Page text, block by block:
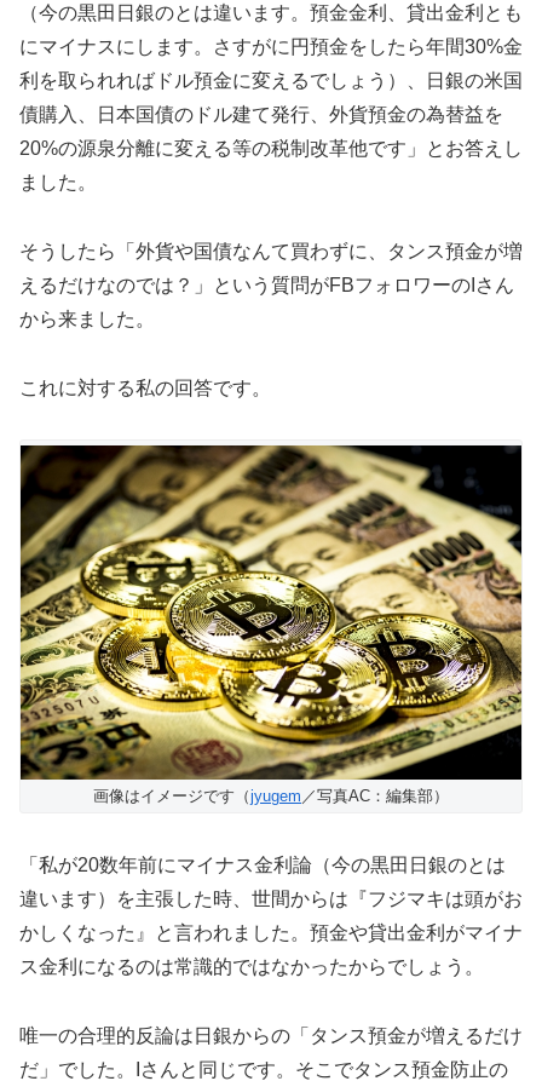
（今の黒田日銀のとは違います。預金金利、貸出金利とも
にマイナスにします。さすがに円預金をしたら年間30%金
利を取られればドル預金に変えるでしょう）、日銀の米国
債購入、日本国債のドル建て発行、外貨預金の為替益を
20%の源泉分離に変える等の税制改革他です」とお答えし
ました。
そうしたら「外貨や国債なんて買わずに、タンス預金が増
えるだけなのでは？」という質問がFBフォロワーのIさん
から来ました。
これに対する私の回答です。
画像はイメージです（jyugem ／写真AC：編集部）
「私が20数年前にマイナス金利論（今の黒田日銀のとは
違います）を主張した時、世間からは『フジマキは頭がお
かしくなった』と言われました。預金や貸出金利がマイナ
ス金利になるのは常識的ではなかったからでしょう。
唯一の合理的反論は日銀からの「タンス預金が増えるだけ
だ」でした。Iさんと同じです。そこでタンス預金防止の